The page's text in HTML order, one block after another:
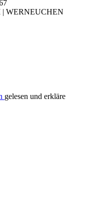
WERNEUCHEN
gelesen und erkläre